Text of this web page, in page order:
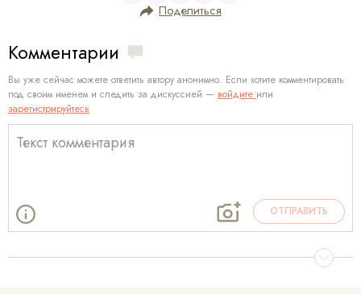
Поделиться
Комментарии
Вы уже сейчас можете ответить автору анонимно. Если хотите комментировать
под своим именем и следить за дискуссией — войдите или
зарегистрируйтесь
ОТПРАВИТЬ